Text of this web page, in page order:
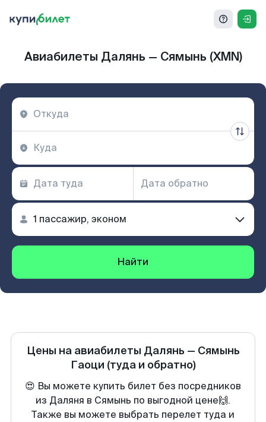
Авиабилеты Далянь — Сямынь (XMN)
Найти
Цены на авиабилеты Далянь — Сямынь
Гаоци (туда и обратно)
😍 Вы можете купить билет без посредников
из Даляня в Сямынь по выгодной цене🙌.
Также вы можете выбрать перелет туда и